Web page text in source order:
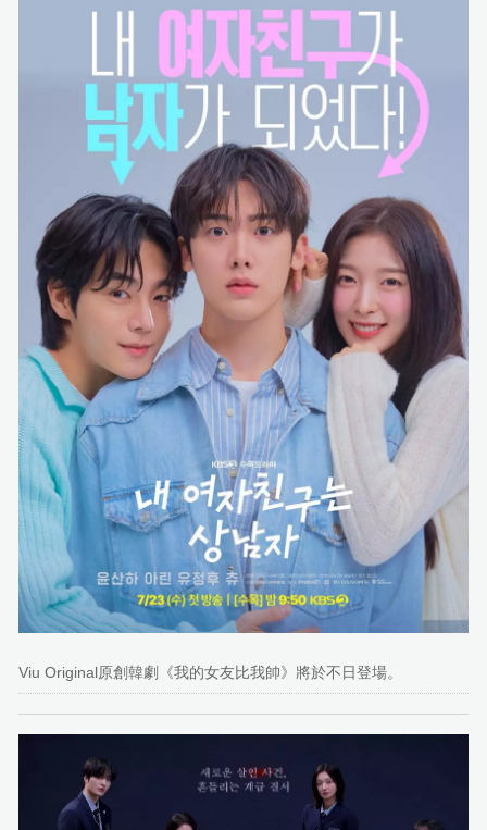
Viu Original原創韓劇《我的女友比我帥》將於不日登場。